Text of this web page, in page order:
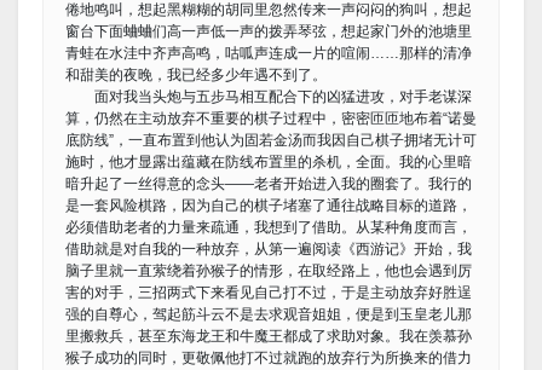
倦地鸣叫，想起黑糊糊的胡同里忽然传来一声闷闷的狗叫，想起
窗台下面蛐蛐们高一声低一声的拨弄琴弦，想起家门外的池塘里
青蛙在水洼中齐声高鸣，咕呱声连成一片的喧闹……那样的清净
和甜美的夜晚，我已经多少年遇不到了。
面对我当头炮与五步马相互配合下的凶猛进攻，对手老谋深
算，仍然在主动放弃不重要的棋子过程中，密密匝匝地布着“诺曼
底防线”，一直布置到他认为固若金汤而我因自己棋子拥堵无计可
施时，他才显露出蕴藏在防线布置里的杀机，全面。我的心里暗
暗升起了一丝得意的念头——老者开始进入我的圈套了。我行的
是一套风险棋路，因为自己的棋子堵塞了通往战略目标的道路，
必须借助老者的力量来疏通，我想到了借助。从某种角度而言，
借助就是对自我的一种放弃，从第一遍阅读《西游记》开始，我
脑子里就一直萦绕着孙猴子的情形，在取经路上，他也会遇到厉
害的对手，三招两式下来看见自己打不过，于是主动放弃好胜逞
强的自尊心，驾起筋斗云不是去求观音姐姐，便是到玉皇老儿那
里搬救兵，甚至东海龙王和牛魔王都成了求助对象。我在羡慕孙
猴子成功的同时，更敬佩他打不过就跑的放弃行为所换来的借力